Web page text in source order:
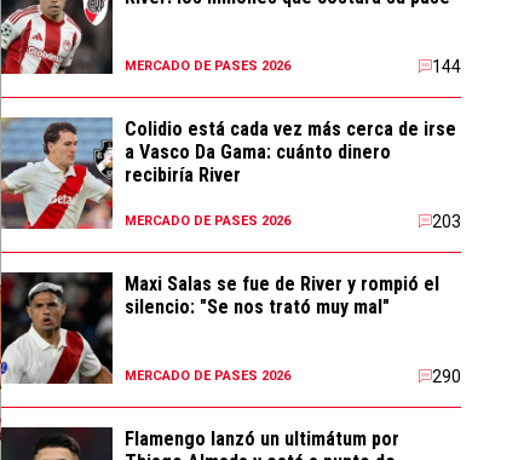
MERCADO DE PASES 2026 144
Colidio está cada vez más cerca de irse
a Vasco Da Gama: cuánto dinero
recibiría River
MERCADO DE PASES 2026 203
Maxi Salas se fue de River y rompió el
silencio: "Se nos trató muy mal"
MERCADO DE PASES 2026 290
Flamengo lanzó un ultimátum por